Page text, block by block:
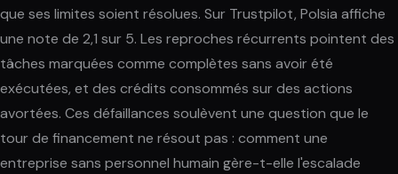
que ses limites soient résolues. Sur Trustpilot, Polsia affiche
une note de 2,1 sur 5. Les reproches récurrents pointent des
tâches marquées comme complètes sans avoir été
exécutées, et des crédits consommés sur des actions
avortées. Ces défaillances soulèvent une question que le
tour de financement ne résout pas : comment une
entreprise sans personnel humain gère-t-elle l'escalade